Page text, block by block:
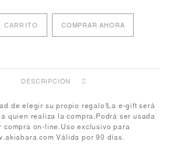
CARRITO COMPRAR AHORA
DESCRIPCIÓN
de elegir su propio regalo!La e-gift será
quien realiza la compra.Podrá ser usada
compra on-line.Uso exclusivo para
Válida por 90 días.